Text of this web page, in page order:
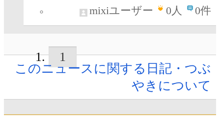
mixiユーザー
0人 0件
1
このニュースに関する日記・つぶ
やきについて